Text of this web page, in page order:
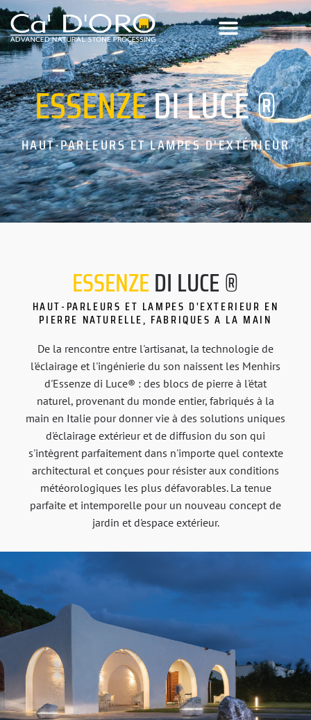
ESSENZEDI LUCE ®
HAUT-PARLEURS ET LAMPES D'EXTÉRIEUR
ESSENZEDI LUCE ®
HAUT-PARLEURS ET LAMPES D'EXTERIEUR EN
PIERRE NATURELLE, FABRIQUES A LA MAIN
De la rencontre entre l'artisanat, la technologie de
l'éclairage et l'ingénierie du son naissent les Menhirs
d'Essenze di Luce® : des blocs de pierre à l'état
naturel, provenant du monde entier, fabriqués à la
main en Italie pour donner vie à des solutions uniques
d'éclairage extérieur et de diffusion du son qui
s'intègrent parfaitement dans n'importe quel contexte
architectural et conçues pour résister aux conditions
météorologiques les plus défavorables. La tenue
parfaite et intemporelle pour un nouveau concept de
jardin et d'espace extérieur.